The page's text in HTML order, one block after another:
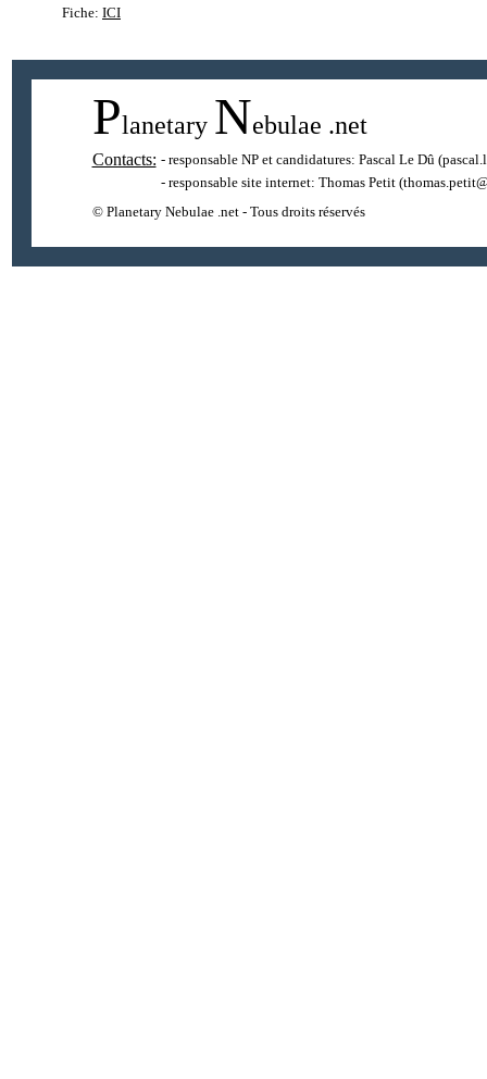
Fiche: ICI
Planetary Nebulae .net
Contacts: - responsable NP et candidatures: Pascal Le Dû
- responsable site internet: Thomas Petit
© Planetary Nebulae .net - Tous droits réservés